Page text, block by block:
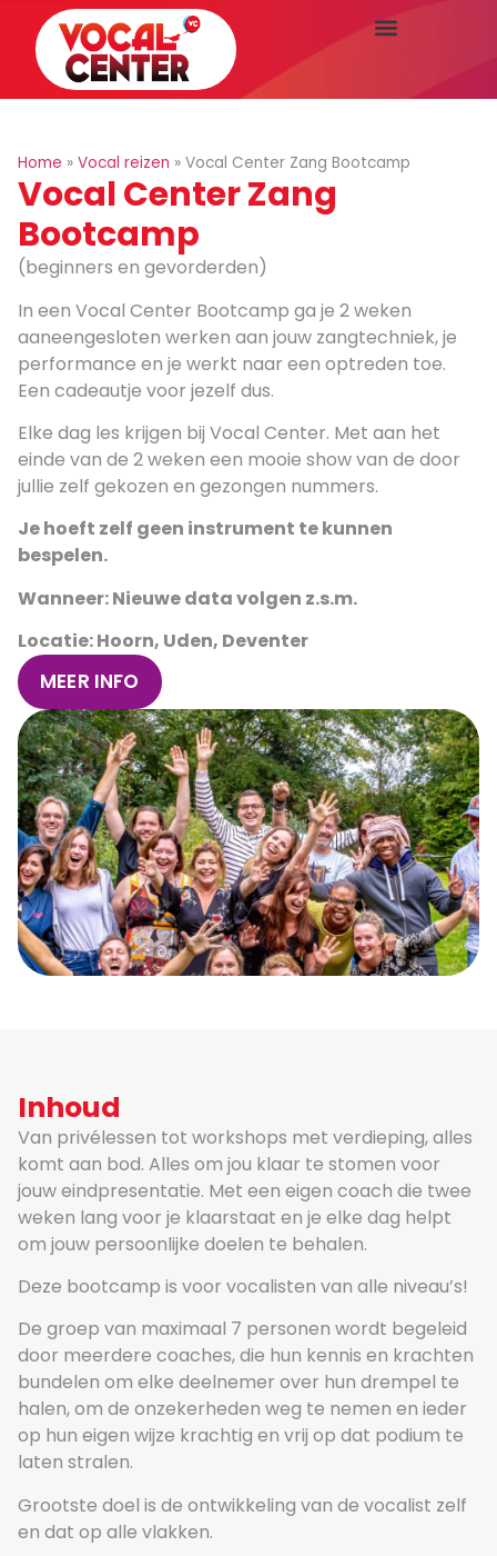
Home » Vocal reizen » Vocal Center Zang Bootcamp
Vocal Center Zang
Bootcamp
(beginners en gevorderden)
In een Vocal Center Bootcamp ga je 2 weken
aaneengesloten werken aan jouw zangtechniek, je
performance en je werkt naar een optreden toe.
Een cadeautje voor jezelf dus.
Elke dag les krijgen bij Vocal Center. Met aan het
einde van de 2 weken een mooie show van de door
jullie zelf gekozen en gezongen nummers.
Je hoeft zelf geen instrument te kunnen
bespelen.
Wanneer: Nieuwe data volgen z.s.m.
Locatie: Hoorn, Uden, Deventer
MEER INFO
Inhoud
Van privélessen tot workshops met verdieping, alles
komt aan bod. Alles om jou klaar te stomen voor
jouw eindpresentatie. Met een eigen coach die twee
weken lang voor je klaarstaat en je elke dag helpt
om jouw persoonlijke doelen te behalen.
Deze bootcamp is voor vocalisten van alle niveau’s!
De groep van maximaal 7 personen wordt begeleid
door meerdere coaches, die hun kennis en krachten
bundelen om elke deelnemer over hun drempel te
halen, om de onzekerheden weg te nemen en ieder
op hun eigen wijze krachtig en vrij op dat podium te
laten stralen.
Grootste doel is de ontwikkeling van de vocalist zelf
en dat op alle vlakken.